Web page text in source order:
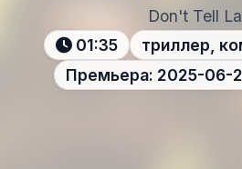
Don't Tell
01:35
триллер,
Премьера: 2025-06-